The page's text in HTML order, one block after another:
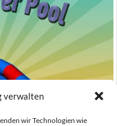
verwalten
wir Technologien wie